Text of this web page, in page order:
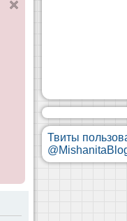
ск
Твиты